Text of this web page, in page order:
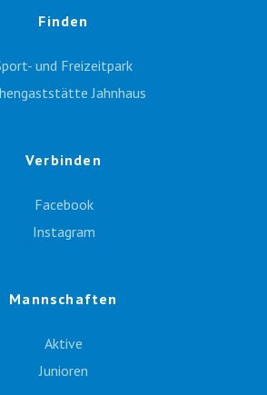
Finden
und Freizeitpark
Jahnhaus
Verbinden
Facebook
Instagram
Mannschaften
Aktive
Junioren